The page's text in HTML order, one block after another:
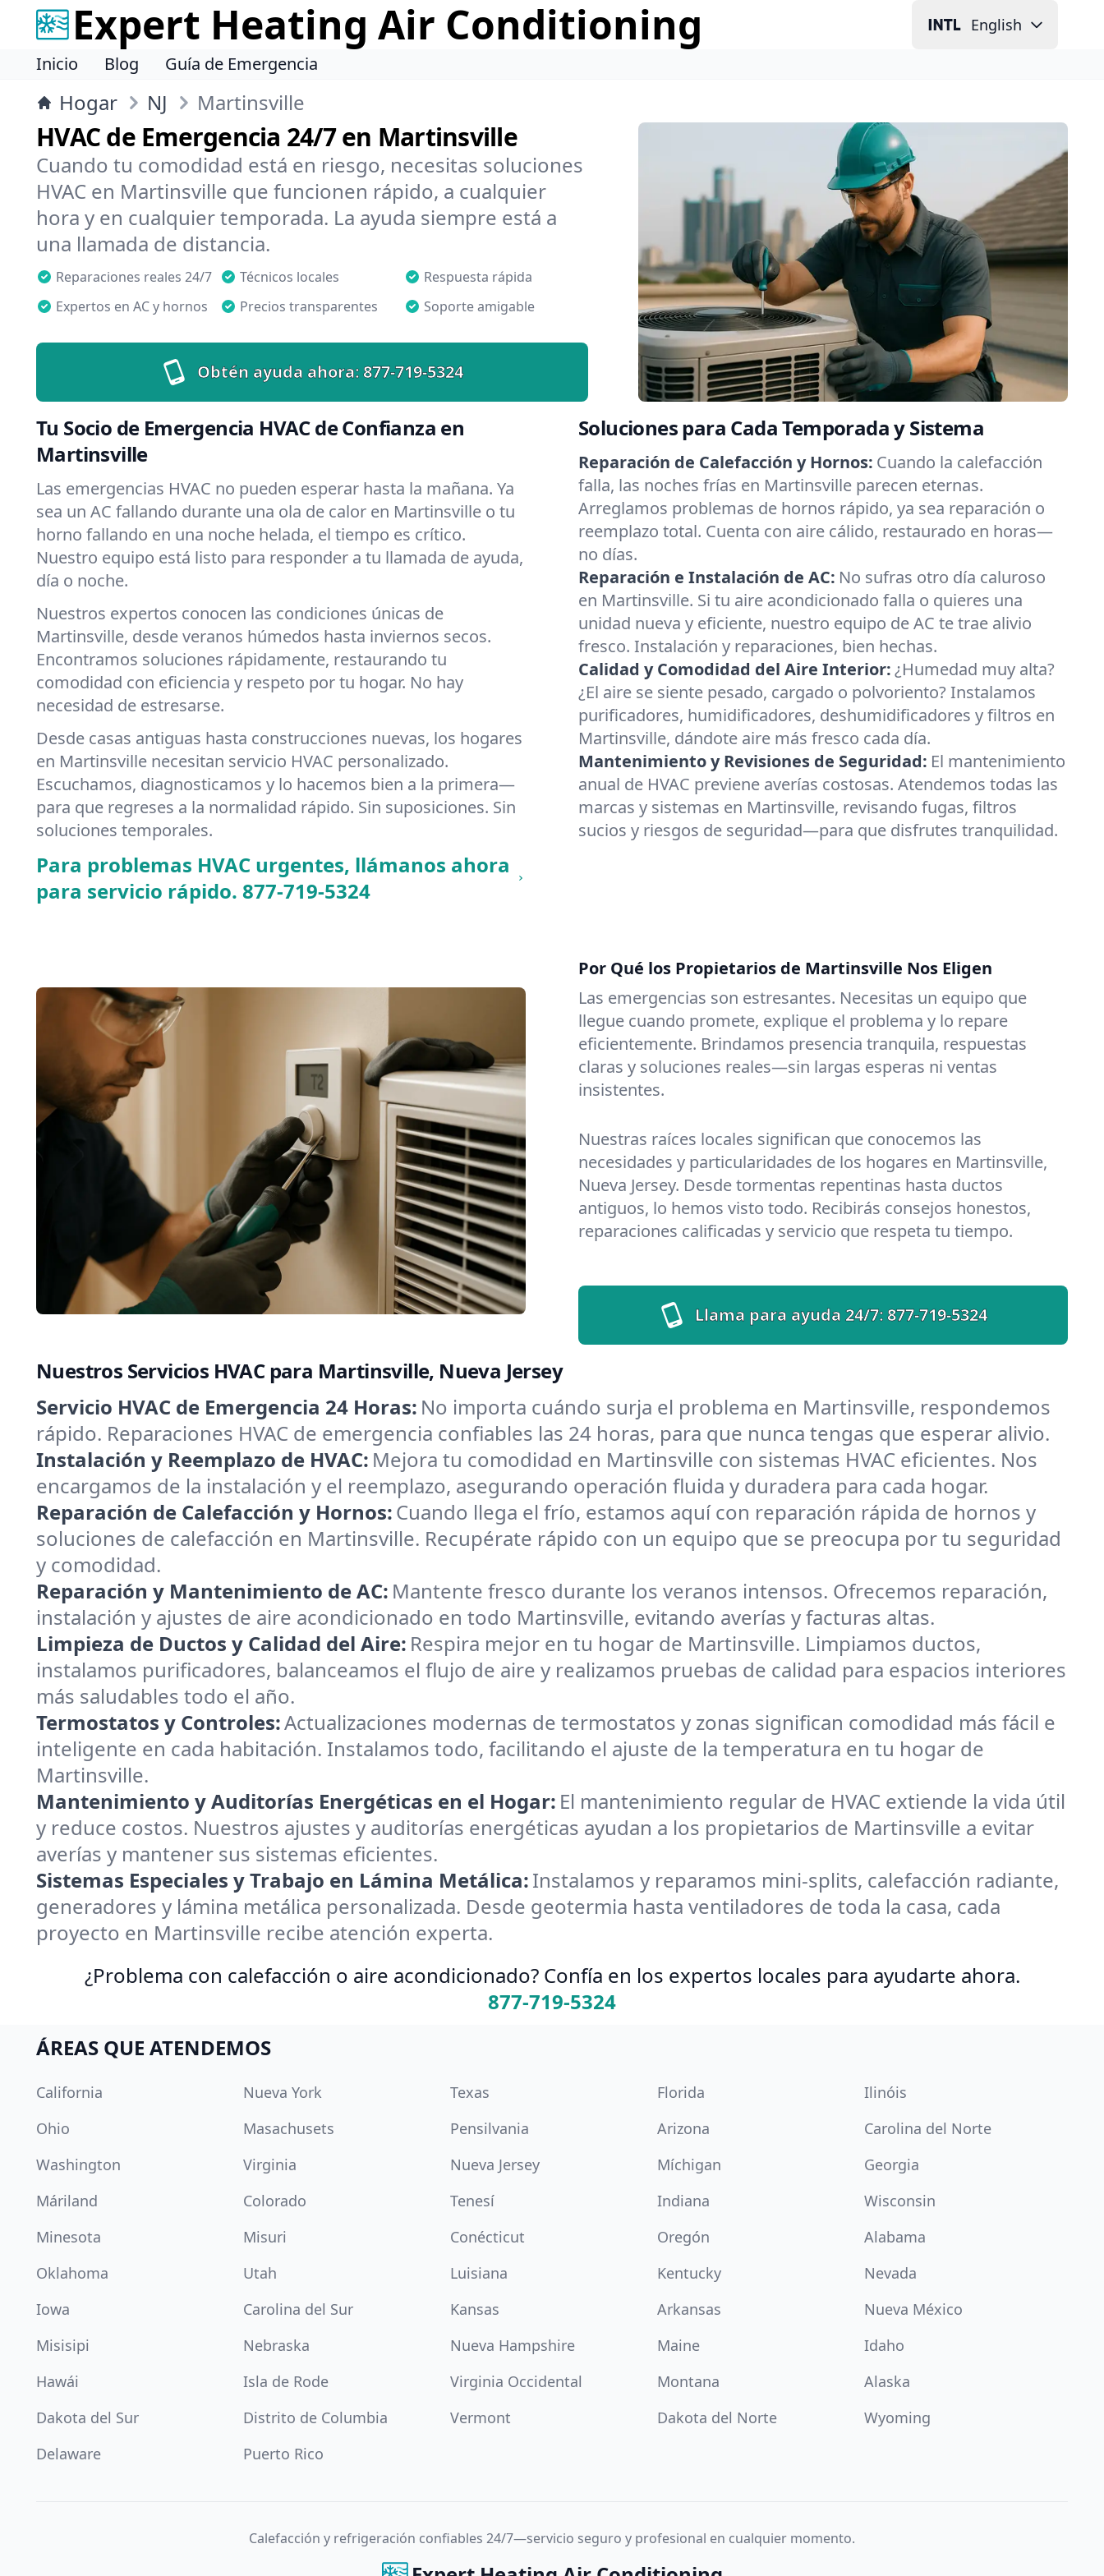
Expert Heating Air Conditioning English
Inicio Blog Guía de Emergencia
Hogar NJ Martinsville
HVAC de Emergencia 24/7 en Martinsville
Cuando tu comodidad está en riesgo, necesitas soluciones
HVAC en Martinsville que funcionen rápido, a cualquier
hora y en cualquier temporada. La ayuda siempre está a
una llamada de distancia.
Reparaciones reales 24/7 Técnicos locales
Respuesta rápida
Expertos en AC y hornos
Precios transparentes Soporte amigable
Obtén ayuda ahora:877-719-5324
Tu Socio de Emergencia HVAC de Confianza en
Martinsville
Las emergencias HVAC no pueden esperar hasta la mañana. Ya
sea un AC fallando durante una ola de calor en Martinsville o tu
horno fallando en una noche helada, el tiempo es crítico.
Nuestro equipo está listo para responder a tu llamada de ayuda,
día o noche.
Nuestros expertos conocen las condiciones únicas de
Martinsville, desde veranos húmedos hasta inviernos secos.
Encontramos soluciones rápidamente, restaurando tu
comodidad con eficiencia y respeto por tu hogar. No hay
necesidad de estresarse.
Desde casas antiguas hasta construcciones nuevas, los hogares
en Martinsville necesitan servicio HVAC personalizado.
Escuchamos, diagnosticamos y lo hacemos bien a la primera—
para que regreses a la normalidad rápido. Sin suposiciones. Sin
soluciones temporales.
Para problemas HVAC urgentes, llámanos ahora
para servicio rápido. 877-719-5324
Soluciones para Cada Temporada y Sistema
Reparación de Calefacción y Hornos: Cuando la calefacción
falla, las noches frías en Martinsville parecen eternas.
Arreglamos problemas de hornos rápido, ya sea reparación o
reemplazo total. Cuenta con aire cálido, restaurado en horas—
no días.
Reparación e Instalación de AC: No sufras otro día caluroso
en Martinsville. Si tu aire acondicionado falla o quieres una
unidad nueva y eficiente, nuestro equipo de AC te trae alivio
fresco. Instalación y reparaciones, bien hechas.
Calidad y Comodidad del Aire Interior:¿Humedad muy alta?
¿El aire se siente pesado, cargado o polvoriento? Instalamos
purificadores, humidificadores, deshumidificadores y filtros en
Martinsville, dándote aire más fresco cada día.
Mantenimiento y Revisiones de Seguridad: El mantenimiento
anual de HVAC previene averías costosas. Atendemos todas las
marcas y sistemas en Martinsville, revisando fugas, filtros
sucios y riesgos de seguridad—para que disfrutes tranquilidad.
Por Qué los Propietarios de Martinsville Nos Eligen
Las emergencias son estresantes. Necesitas un equipo que
llegue cuando promete, explique el problema y lo repare
eficientemente. Brindamos presencia tranquila, respuestas
claras y soluciones reales—sin largas esperas ni ventas
insistentes.
Nuestras raíces locales significan que conocemos las
necesidades y particularidades de los hogares en Martinsville,
Nueva Jersey. Desde tormentas repentinas hasta ductos
antiguos, lo hemos visto todo. Recibirás consejos honestos,
reparaciones calificadas y servicio que respeta tu tiempo.
Llama para ayuda 24/7:877-719-5324
Nuestros Servicios HVAC para Martinsville, Nueva Jersey
Servicio HVAC de Emergencia 24 Horas: No importa cuándo surja el problema en Martinsville, respondemos
rápido. Reparaciones HVAC de emergencia confiables las 24 horas, para que nunca tengas que esperar alivio.
Instalación y Reemplazo de HVAC: Mejora tu comodidad en Martinsville con sistemas HVAC eficientes. Nos
encargamos de la instalación y el reemplazo, asegurando operación fluida y duradera para cada hogar.
Reparación de Calefacción y Hornos:Cuando llega el frío, estamos aquí con reparación rápida de hornos y
soluciones de calefacción en Martinsville. Recupérate rápido con un equipo que se preocupa por tu seguridad
y comodidad.
Reparación y Mantenimiento de AC: Mantente fresco durante los veranos intensos. Ofrecemos reparación,
instalación y ajustes de aire acondicionado en todo Martinsville, evitando averías y facturas altas.
Limpieza de Ductos y Calidad del Aire: Respira mejor en tu hogar de Martinsville. Limpiamos ductos,
instalamos purificadores, balanceamos el flujo de aire y realizamos pruebas de calidad para espacios interiores
más saludables todo el año.
Termostatos y Controles:Actualizaciones modernas de termostatos y zonas significan comodidad más fácil e
inteligente en cada habitación. Instalamos todo, facilitando el ajuste de la temperatura en tu hogar de
Martinsville.
Mantenimiento y Auditorías Energéticas en el Hogar: El mantenimiento regular de HVAC extiende la vida útil
y reduce costos. Nuestros ajustes y auditorías energéticas ayudan a los propietarios de Martinsville a evitar
averías y mantener sus sistemas eficientes.
Sistemas Especiales y Trabajo en Lámina Metálica:Instalamos y reparamos mini-splits, calefacción radiante,
generadores y lámina metálica personalizada. Desde geotermia hasta ventiladores de toda la casa, cada
proyecto en Martinsville recibe atención experta.
¿Problema con calefacción o aire acondicionado? Confía en los expertos locales para ayudarte ahora.
877-719-5324
ÁREAS QUE ATENDEMOS
California Nueva York Texas Florida
Ilinóis
Ohio
Masachusets Pensilvania Arizona
Carolina del Norte
Washington
Virginia Nueva Jersey Míchigan
Georgia
Máriland
Colorado Tenesí Indiana
Wisconsin
Minesota
Misuri Conécticut Oregón
Alabama
Oklahoma
Utah Luisiana Kentucky
Nevada
Iowa
Carolina del Sur Kansas Arkansas
Nueva México
Misisipi
Nebraska Nueva Hampshire Maine
Idaho
Hawái
Isla de Rode Virginia Occidental Montana
Alaska
Dakota del Sur
Distrito de Columbia Vermont Dakota del Norte
Wyoming
Delaware
Puerto Rico
Calefacción y refrigeración confiables 24/7—servicio seguro y profesional en cualquier momento.